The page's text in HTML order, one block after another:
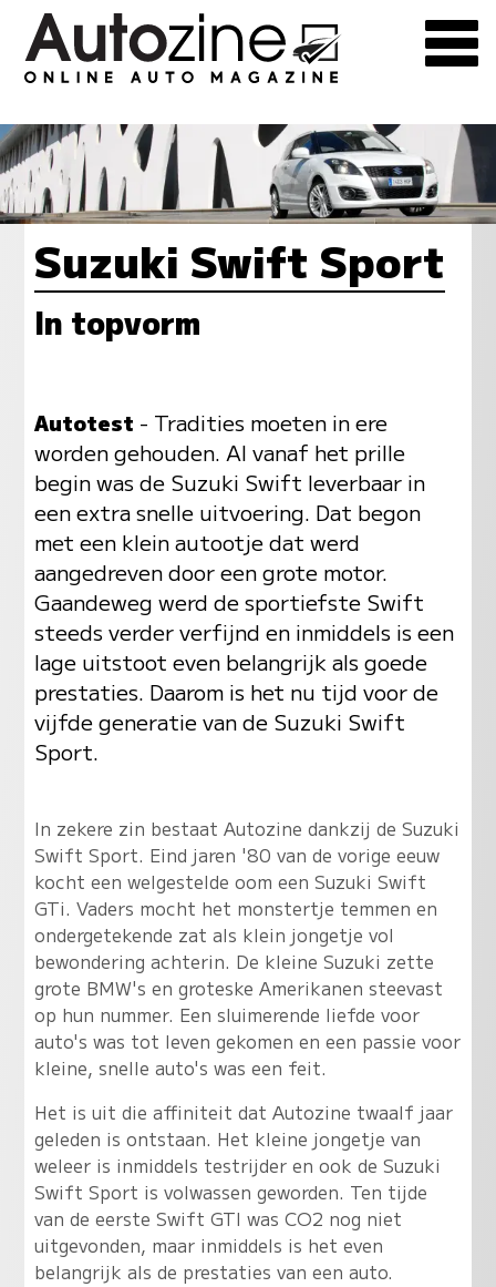
Suzuki Swift Sport
In topvorm
Autotest - Tradities moeten in ere
worden gehouden. Al vanaf het prille
begin was de Suzuki Swift leverbaar in
een extra snelle uitvoering. Dat begon
met een klein autootje dat werd
aangedreven door een grote motor.
Gaandeweg werd de sportiefste Swift
steeds verder verfijnd en inmiddels is een
lage uitstoot even belangrijk als goede
prestaties. Daarom is het nu tijd voor de
vijfde generatie van de Suzuki Swift
Sport.
In zekere zin bestaat Autozine dankzij de Suzuki
Swift Sport. Eind jaren '80 van de vorige eeuw
kocht een welgestelde oom een Suzuki Swift
GTi. Vaders mocht het monstertje temmen en
ondergetekende zat als klein jongetje vol
bewondering achterin. De kleine Suzuki zette
grote BMW's en groteske Amerikanen steevast
op hun nummer. Een sluimerende liefde voor
auto's was tot leven gekomen en een passie voor
kleine, snelle auto's was een feit.
Het is uit die affiniteit dat Autozine twaalf jaar
geleden is ontstaan. Het kleine jongetje van
weleer is inmiddels testrijder en ook de Suzuki
Swift Sport is volwassen geworden. Ten tijde
van de eerste Swift GTI was CO2 nog niet
uitgevonden, maar inmiddels is het even
belangrijk als de prestaties van een auto.